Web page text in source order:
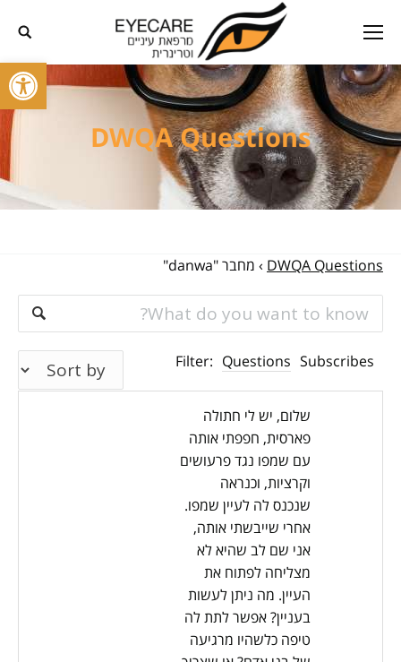
פתח
DWQA Questions
DWQA Questions
› מחבר "danwa"
Filter: Questions Subscribes
שלום, יש לי חתולה
פארסית, חפפתי אותה
עם שמפו נגד פרעושים
וקרציות, וכנראה
שנכנס לה לעיין שמפו.
אחרי שייבשתי אותה,
אני שם לב שהיא לא
מצליחה לפתוח את
העיין. מה ניתן לעשות
בעניין? אפשר לתת לה
טיפה כלשהיו מרגיעה